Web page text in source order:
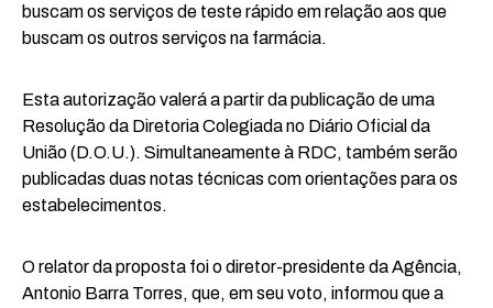
buscam os serviços de teste rápido em relação aos que
buscam os outros serviços na farmácia.
Esta autorização valerá a partir da publicação de uma
Resolução da Diretoria Colegiada no Diário Oficial da
União (D.O.U.). Simultaneamente à RDC, também serão
publicadas duas notas técnicas com orientações para os
estabelecimentos.
O relator da proposta foi o diretor-presidente da Agência,
Antonio Barra Torres, que, em seu voto, informou que a